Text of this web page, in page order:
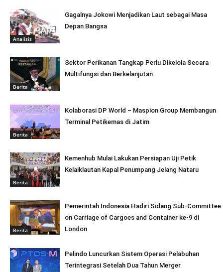
Analisis
Gagalnya Jokowi Menjadikan Laut sebagai Masa
Depan Bangsa
Berita
Sektor Perikanan Tangkap Perlu Dikelola Secara
Multifungsi dan Berkelanjutan
Berita
Kolaborasi DP World – Maspion Group Membangun
Terminal Petikemas di Jatim
Berita
Kemenhub Mulai Lakukan Persiapan Uji Petik
Kelaiklautan Kapal Penumpang Jelang Nataru
Berita
Pemerintah Indonesia Hadiri Sidang Sub-Committee
on Carriage of Cargoes and Container ke-9 di
London
Pelindo Luncurkan Sistem Operasi Pelabuhan
Terintegrasi Setelah Dua Tahun Merger